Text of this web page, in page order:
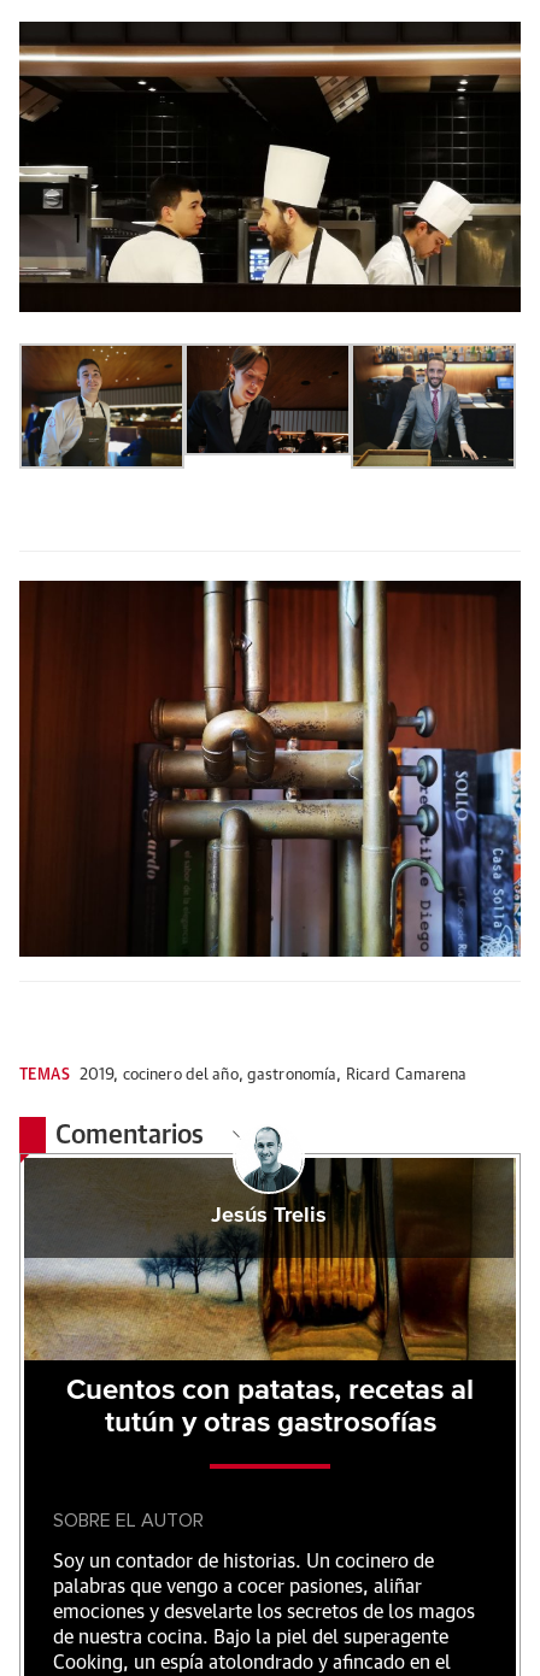
TEMAS 2019, cocinero del año, gastronomía, Ricard Camarena
Comentarios
Jesús Trelis
Cuentos con patatas, recetas al
tutún y otras gastrosofías
SOBRE EL AUTOR
Soy un contador de historias. Un cocinero de
palabras que vengo a cocer pasiones, aliñar
emociones y desvelarte los secretos de los magos
de nuestra cocina. Bajo la piel del superagente
Cooking, un espía atolondrado y afincado en el